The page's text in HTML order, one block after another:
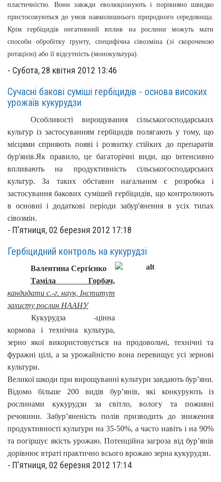
пластичністю. Вони завжди еволюціонують і порівняно швидко
пристосовуються до умов навколишнього природного середовища.
Крім гербіцидів негативний вплив на рослини можуть мати
способи обробітку ґрунту, специфічна сівозміна (зі скороченою
ротацією) або її відсутність (монокультура).
- Субота, 28 квітня 2012 13:46
Сучасні бакові суміші гербіцидів - основа високих
урожаїв кукурудзи
Особливості вирощування сільськогосподарських
культур із застосуванням гербіцидів полягають у тому, що
місцями сприяють появі і розвитку стійких до препаратів
бур'янів.Як правило, це багаторічні види, що інтенсивно
впливають на продуктивність сільськогосподарських
культур. За таких обставин нагальним є розробка і
застосування бакових сумішей гербіцидів, що контролюють
в основні і додаткові періоди забур'янення в усіх типах
сівозмін.
- П'ятниця, 02 березня 2012 17:18
Гербіцидний контроль на кукурудзі
Валентина Сергієнко
Таміла Горбач,
кандидати с.-г. наук, Інститут
захисту рослин НААНУ
Кукурудза -цінна
кормова і технічна культура,
зерно якої використовується на продовольчі, технічні та
фуражні цілі, а за урожайністю вона перевищує усі зернові
культури.
Великої шкоди при вирощуванні культури завдають бур’яни.
Відомо більше 200 видів бур’янів, які конкурують із
рослинами кукурудзи за світло, вологу та поживні
речовини. Забур’яненість полів призводить до зниження
продуктивності культури на 35-50%, а часто навіть і на 90%
та погіршує якість урожаю. Потенційна загроза від бур’янів
дорівнює втраті практично всього врожаю зерна кукурудзи.
- П'ятниця, 02 березня 2012 17:14